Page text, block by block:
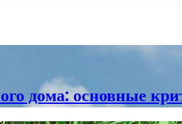
дома: основные